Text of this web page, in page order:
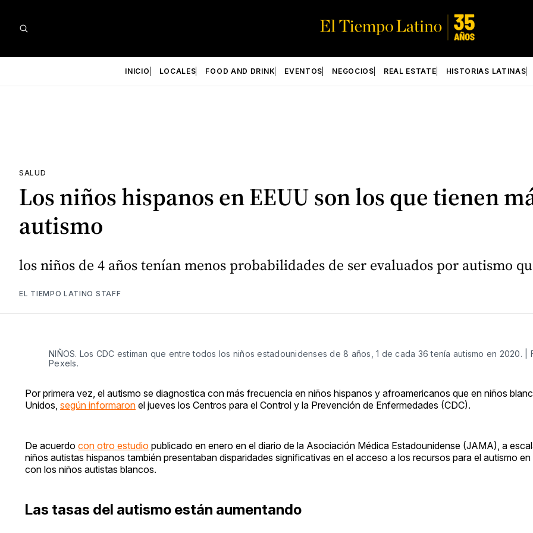
INICIO LOCALES FOOD AND DRINK EVENTOS NEGOCIOS REAL ESTATE HISTORIAS LATINAS
SALUD
Los niños hispanos en EEUU son los que tienen
autismo
los niños de 4 años tenían menos probabilidades de ser evaluados por autismo
EL TIEMPO LATINO STAFF
NIÑOS. Los CDC estiman que entre todos los niños estadounidenses de 8 años, 1 de cada 36 tenía autismo en 2020. |
Pexels.
Por primera vez, el autismo se diagnostica con más frecuencia en niños hispanos y afroamericanos que en niños
Unidos, según informaron el jueves los Centros para el Control y la Prevención de Enfermedades (CDC).
De acuerdo con otro estudio publicado en enero en el diario de la Asociación Médica Estadounidense (JAMA), a
niños autistas hispanos también presentaban disparidades significativas en el acceso a los recursos para el autismo
con los niños autistas blancos.
Las tasas del autismo están aumentando